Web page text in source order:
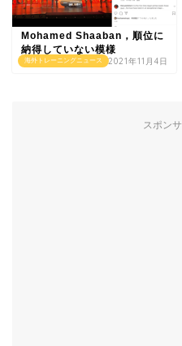
海外トレーニングニュース
Mohamed Shaaban，順位に
納得していない模様
2021年11月4日
スポン